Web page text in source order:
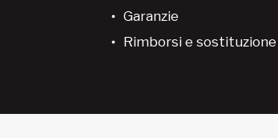
Garanzie
Rimborsi e